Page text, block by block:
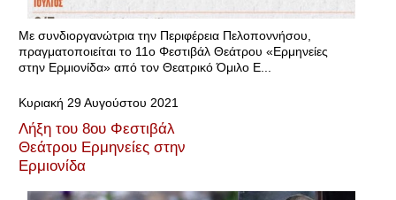
Με συνδιοργανώτρια την Περιφέρεια Πελοποννήσου,
πραγματοποιείται το 11ο Φεστιβάλ Θεάτρου «Ερμηνείες
στην Ερμιονίδα» από τον Θεατρικό Όμιλο Ε...
Κυριακή 29 Αυγούστου 2021
Λήξη του 8ου Φεστιβάλ
Θεάτρου Ερμηνείες στην
Ερμιονίδα